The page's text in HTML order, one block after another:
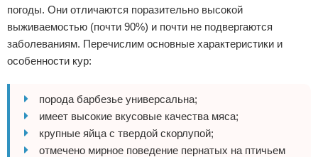
погоды. Они отличаются поразительно высокой
выживаемостью (почти 90%) и почти не подвергаются
заболеваниям. Перечислим основные характеристики и
особенности кур:
порода барбезье универсальна;
имеет высокие вкусовые качества мяса;
крупные яйца с твердой скорлупой;
отмечено мирное поведение пернатых на птичьем